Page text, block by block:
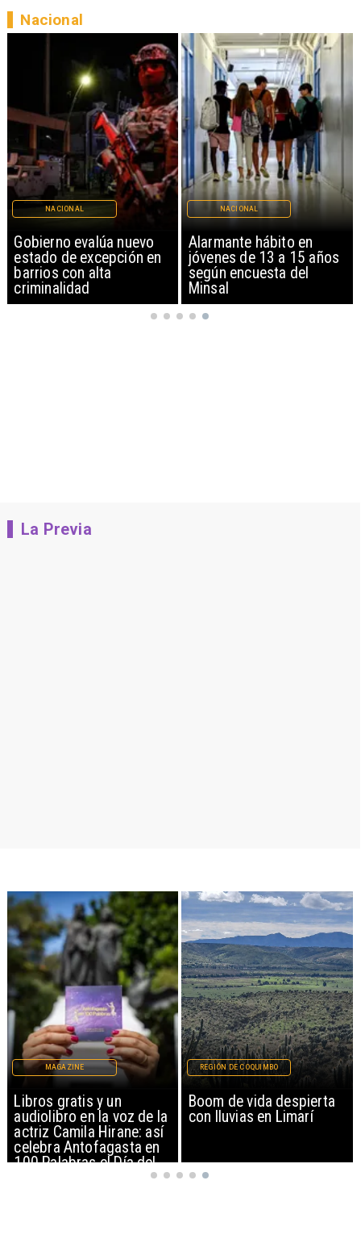
Gobierno evalúa nuevo
estado de excepción en
barrios con alta
criminalidad
NACIONAL
Alarmante hábito en
jóvenes de 13 a 15 años
según encuesta del
Minsal
NACIONAL
Nacional
La Previa
Boom de vida despierta
con lluvias en Limarí
REGIÓN DE COQUIMBO
Estudiantes de Tocopilla
representarán a Chile en
REGIONAL